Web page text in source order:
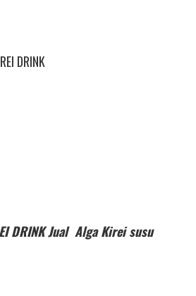
DRINK
DRINK Jual Alga Kirei susu